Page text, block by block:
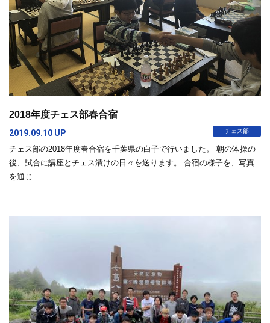
2018年度チェス部春合宿
2019.09.10 UP チェス部
チェス部の2018年度春合宿を千葉県の白子で行いました。 朝の体操の
後、試合に講座とチェス漬けの日々を送ります。 合宿の様子を、写真
を通じ...